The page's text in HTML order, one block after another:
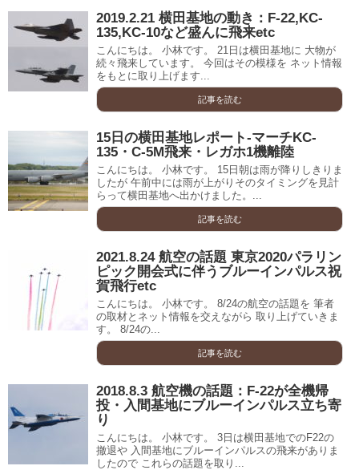
2019.2.21 横田基地の動き：F-22,KC-
135,KC-10など盛んに飛来etc
こんにちは。 小林です。 21日は横田基地に 大物が
続々飛来しています。 今回はその模様を ネット情報
をもとに取り上げます...
記事を読む
15日の横田基地レポート-マーチKC-
135・C-5M飛来・レガホ1機離陸
こんにちは。 小林です。 15日朝は雨が降りしきりま
したが 午前中には雨が上がりそのタイミングを見計
らって横田基地へ出かけました。...
記事を読む
2021.8.24 航空の話題 東京2020パラリン
ピック開会式に伴うブルーインパルス祝
賀飛行etc
こんにちは。 小林です。 8/24の航空の話題を 筆者
の取材とネット情報を交えながら 取り上げていきま
す。 8/24の...
記事を読む
2018.8.3 航空機の話題：F-22が全機帰
投・入間基地にブルーインパルス立ち寄
り
こんにちは。 小林です。 3日は横田基地でのF22の
撤退や 入間基地にブルーインパルスの飛来がありま
したので これらの話題を取り...